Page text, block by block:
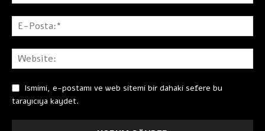
Ismimi, e-postamı ve web sitemi bir dahaki sefere bu
tarayıcıya kaydet.